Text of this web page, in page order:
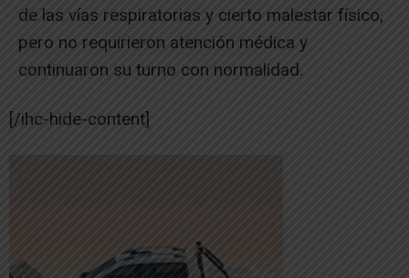
de las vías respiratorias y cierto malestar físico,
pero no requirieron atención médica y
continuaron su turno con normalidad.
[/ihc-hide-content]